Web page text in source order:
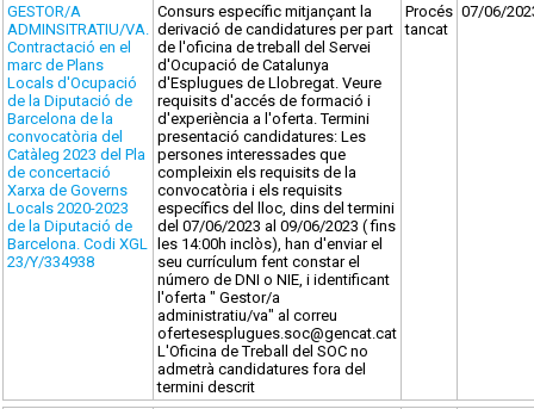
GESTOR/A
ADMINSITRATIU/VA.
Contractació en el
marc de Plans
Locals d'Ocupació
de la Diputació de
Barcelona de la
convocatòria del
Catàleg 2023 del Pla
de concertació
Xarxa de Governs
Locals 2020-2023
de la Diputació de
Barcelona. Codi XGL
23/Y/334938
Consurs específic mitjançant la
derivació de candidatures per part
de l'oficina de treball del Servei
d'Ocupació de Catalunya
d'Esplugues de Llobregat. Veure
requisits d'accés de formació i
d'experiència a l'oferta. Termini
presentació candidatures: Les
persones interessades que
compleixin els requisits de la
convocatòria i els requisits
específics del lloc, dins del termini
del 07/06/2023 al 09/06/2023 ( fins
les 14:00h inclòs), han d'enviar el
seu currículum fent constar el
número de DNI o NIE, i identificant
l'oferta " Gestor/a
administratiu/va" al correu
ofertesesplugues.soc@gencat.cat
L'Oficina de Treball del SOC no
admetrà candidatures fora del
termini descrit
Procés
tancat
07/06/